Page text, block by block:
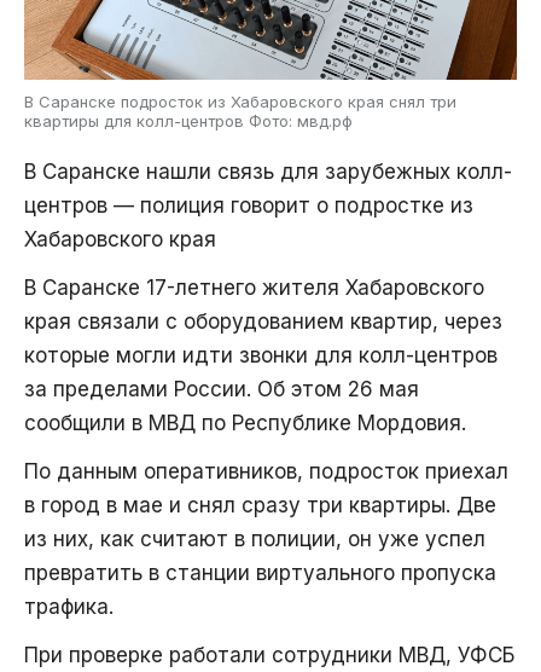
В Саранске подросток из Хабаровского края снял три
квартиры для колл-центров Фото: мвд.рф
В Саранске нашли связь для зарубежных колл-
центров — полиция говорит о подростке из
Хабаровского края
В Саранске 17-летнего жителя Хабаровского
края связали с оборудованием квартир, через
которые могли идти звонки для колл-центров
за пределами России. Об этом 26 мая
сообщили в МВД по Республике Мордовия.
По данным оперативников, подросток приехал
в город в мае и снял сразу три квартиры. Две
из них, как считают в полиции, он уже успел
превратить в станции виртуального пропуска
трафика.
При проверке работали сотрудники МВД, УФСБ